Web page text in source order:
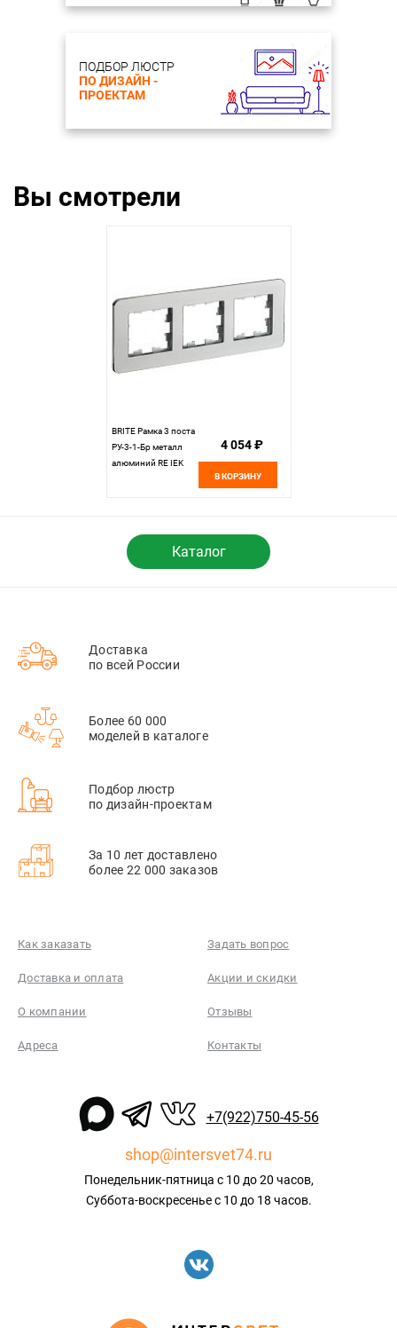
ПОДБОР ЛЮСТР
ПО ДИЗАЙН -
ПРОЕКТАМ
Вы смотрели
BRITE Рамка 3 поста
РУ-3-1-Бр металл
алюминий RE IEK
4 054 ₽
В КОРЗИНУ
Каталог
Доставка
по всей России
Более 60 000
моделей в каталоге
Подбор люстр
по дизайн-проектам
За 10 лет доставлено
более 22 000 заказов
Как заказать Задать вопрос
Доставка и оплата Акции и скидки
О компании Отзывы
Адреса Контакты
+7(922)750-45-56
shop@intersvet74.ru
Понедельник-пятница с 10 до 20 часов,
Суббота-воскресенье с 10 до 18 часов.